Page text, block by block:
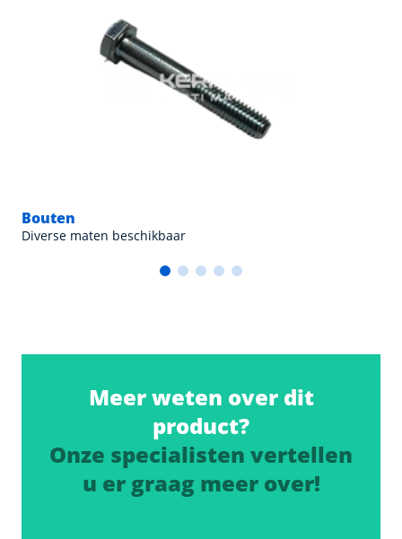
Bouten
Diverse maten beschikbaar
Meer weten over dit
product?
Onze specialisten vertellen
u er graag meer over!